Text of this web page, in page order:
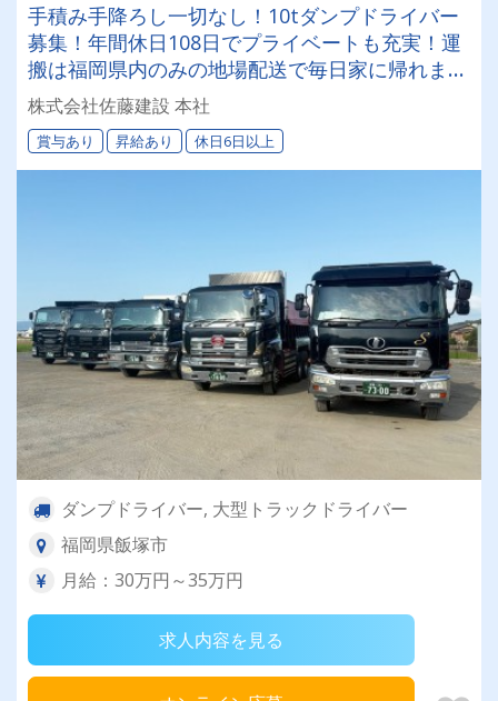
手積み手降ろし一切なし！10tダンプドライバー
募集！年間休日108日でプライベートも充実！運
搬は福岡県内のみの地場配送で毎日家に帰れます
♪
株式会社佐藤建設 本社
賞与あり 昇給あり 休日6日以上
ダンプドライバー, 大型トラックドライバー
福岡県飯塚市
月給：30万円～35万円
求人内容を見る